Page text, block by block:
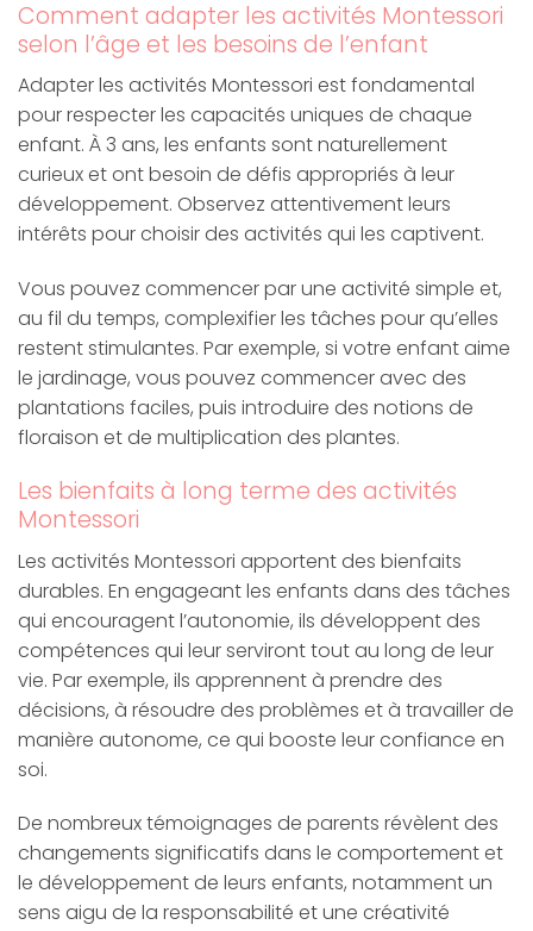
Comment adapter les activités Montessori
selon l’âge et les besoins de l’enfant
Adapter les activités Montessori est fondamental
pour respecter les capacités uniques de chaque
enfant. À 3 ans, les enfants sont naturellement
curieux et ont besoin de défis appropriés à leur
développement. Observez attentivement leurs
intérêts pour choisir des activités qui les captivent.
Vous pouvez commencer par une activité simple et,
au fil du temps, complexifier les tâches pour qu’elles
restent stimulantes. Par exemple, si votre enfant aime
le jardinage, vous pouvez commencer avec des
plantations faciles, puis introduire des notions de
floraison et de multiplication des plantes.
Les bienfaits à long terme des activités
Montessori
Les activités Montessori apportent des bienfaits
durables. En engageant les enfants dans des tâches
qui encouragent l’autonomie, ils développent des
compétences qui leur serviront tout au long de leur
vie. Par exemple, ils apprennent à prendre des
décisions, à résoudre des problèmes et à travailler de
manière autonome, ce qui booste leur confiance en
soi.
De nombreux témoignages de parents révèlent des
changements significatifs dans le comportement et
le développement de leurs enfants, notamment un
sens aigu de la responsabilité et une créativité